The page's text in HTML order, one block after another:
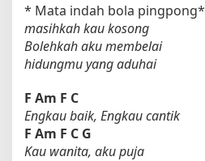
* Mata indah bola pingpong*
masihkah kau kosong
Bolehkah aku membelai
hidungmu yang aduhai
F Am F C
Engkau baik, Engkau cantik
F Am F C G
Kau wanita, aku puja